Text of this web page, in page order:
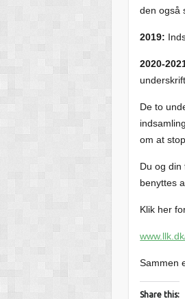
den også
2019:
2020-
De to
om at
Du og
benyttes
Klik her
Sammen
Share this: